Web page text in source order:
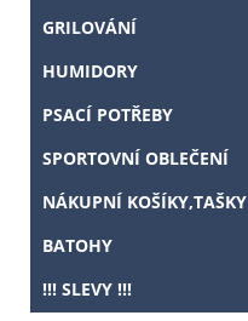
GRILOVÁNÍ
HUMIDORY
PSACÍ POTŘEBY
SPORTOVNÍ OBLEČENÍ
NÁKUPNÍ KOŠÍKY,TAŠKY
BATOHY
!!! SLEVY !!!